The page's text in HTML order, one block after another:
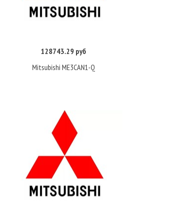
Купить
128743.29 руб
Mitsubishi ME3CAN1-Q